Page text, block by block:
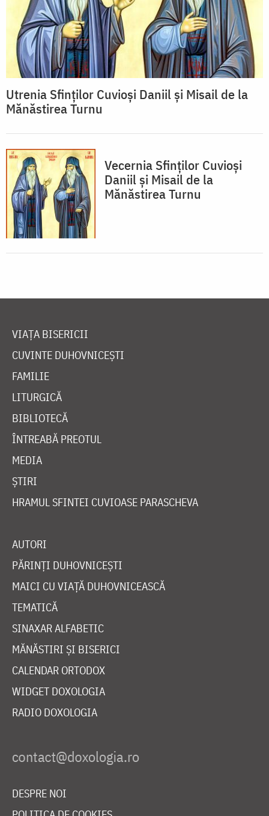
Utrenia Sfinţilor Cuvioşi Daniil şi Misail de la
Mănăstirea Turnu
Vecernia Sfinţilor Cuvioşi
Daniil şi Misail de la
Mănăstirea Turnu
VIAȚA BISERICII
CUVINTE DUHOVNICEȘTI
FAMILIE
LITURGICĂ
BIBLIOTECĂ
ÎNTREABĂ PREOTUL
MEDIA
ȘTIRI
HRAMUL SFINTEI CUVIOASE PARASCHEVA
AUTORI
PĂRINȚI DUHOVNICEȘTI
MAICI CU VIAȚĂ DUHOVNICEASCĂ
TEMATICĂ
SINAXAR ALFABETIC
MĂNĂSTIRI ȘI BISERICI
CALENDAR ORTODOX
WIDGET DOXOLOGIA
RADIO DOXOLOGIA
DESPRE NOI